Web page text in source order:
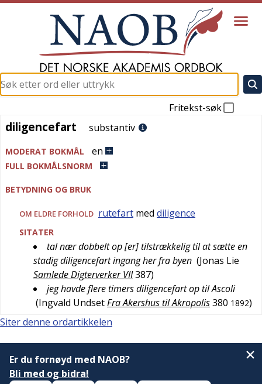
Fritekst-søk
diligencefart
diligencefart substantiv
MODERAT BOKMÅL en
FULL BOKMÅLSNORM
BETYDNING OG BRUK
OM ELDRE FORHOLD rutefart med diligence
SITATER
tal nær dobbelt op [er] tilstrækkelig til at sætte en
stadig diligencefart ingang her fra byen (Jonas Lie
Samlede Digterverker VII387)
jeg havde flere timers diligencefart op til Ascoli
(Ingvald UndsetFra Akershus til Akropolis380 1892)
Siter denne ordartikkelen
Er du fornøyd med NAOB?
Bli med og bidra!